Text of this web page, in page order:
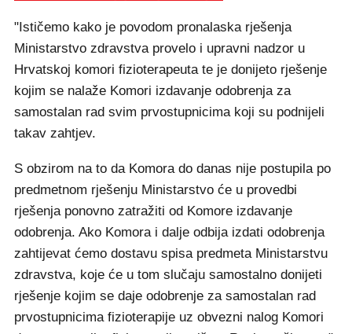
"Ističemo kako je povodom pronalaska rješenja
Ministarstvo zdravstva provelo i upravni nadzor u
Hrvatskoj komori fizioterapeuta te je donijeto rješenje
kojim se nalaže Komori izdavanje odobrenja za
samostalan rad svim prvostupnicima koji su podnijeli
takav zahtjev.
S obzirom na to da Komora do danas nije postupila po
predmetnom rješenju Ministarstvo će u provedbi
rješenja ponovno zatražiti od Komore izdavanje
odobrenja. Ako Komora i dalje odbija izdati odobrenja
zahtijevat ćemo dostavu spisa predmeta Ministarstvu
zdravstva, koje će u tom slučaju samostalno donijeti
rješenje kojim se daje odobrenje za samostalan rad
prvostupnicima fizioterapije uz obvezni nalog Komori